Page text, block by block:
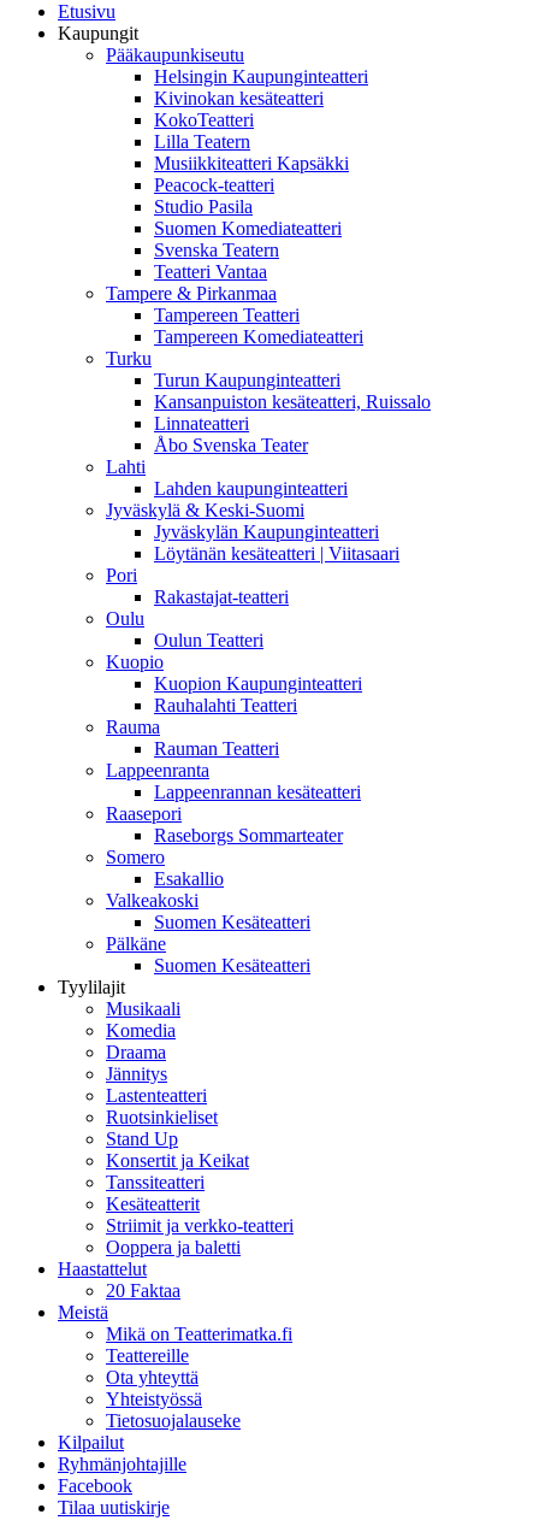
Etusivu
Kaupungit
Pääkaupunkiseutu
Helsingin Kaupunginteatteri
Kivinokan kesäteatteri
KokoTeatteri
Lilla Teatern
Musiikkiteatteri Kapsäkki
Peacock-teatteri
Studio Pasila
Suomen Komediateatteri
Svenska Teatern
Teatteri Vantaa
Tampere & Pirkanmaa
Tampereen Teatteri
Tampereen Komediateatteri
Turku
Turun Kaupunginteatteri
Kansanpuiston kesäteatteri, Ruissalo
Linnateatteri
Åbo Svenska Teater
Lahti
Lahden kaupunginteatteri
Jyväskylä & Keski-Suomi
Jyväskylän Kaupunginteatteri
Löytänän kesäteatteri | Viitasaari
Pori
Rakastajat-teatteri
Oulu
Oulun Teatteri
Kuopio
Kuopion Kaupunginteatteri
Rauhalahti Teatteri
Rauma
Rauman Teatteri
Lappeenranta
Lappeenrannan kesäteatteri
Raasepori
Raseborgs Sommarteater
Somero
Esakallio
Valkeakoski
Suomen Kesäteatteri
Pälkäne
Suomen Kesäteatteri
Tyylilajit
Musikaali
Komedia
Draama
Jännitys
Lastenteatteri
Ruotsinkieliset
Stand Up
Konsertit ja Keikat
Tanssiteatteri
Kesäteatterit
Striimit ja verkko-teatteri
Ooppera ja baletti
Haastattelut
20 Faktaa
Meistä
Mikä on Teatterimatka.fi
Teattereille
Ota yhteyttä
Yhteistyössä
Tietosuojalauseke
Kilpailut
Ryhmänjohtajille
Facebook
Tilaa uutiskirje